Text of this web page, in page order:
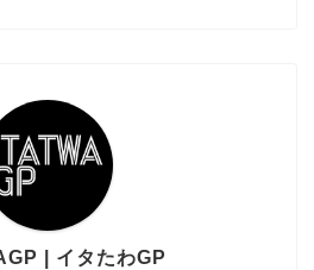
| イタたわGP